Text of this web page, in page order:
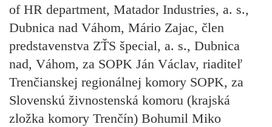
of HR department, Matador Industries, a. s.,
Dubnica nad Váhom, Mário Zajac, člen
predstavenstva ZŤS špecial, a. s., Dubnica
nad, Váhom, za SOPK Ján Václav, riaditeľ
Trenčianskej regionálnej komory SOPK, za
Slovenskú živnostenská komoru (krajská
zložka komory Trenčín) Bohumil Miko